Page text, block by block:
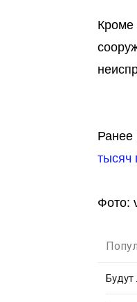
Кроме
Ранее
тысяч
Фото:
Будут